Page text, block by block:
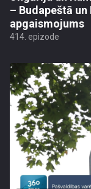
– Budapeštā
apgaismojums
414. epizode